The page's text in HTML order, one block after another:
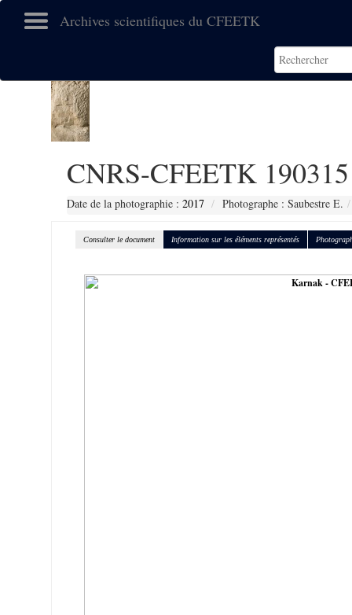
Archives scientifiques du CFEETK
CNRS-CFEETK 190315
Date de la photographie : 2017 Photographe : Saubestre E.
Consulter le document Information sur les éléments représentés